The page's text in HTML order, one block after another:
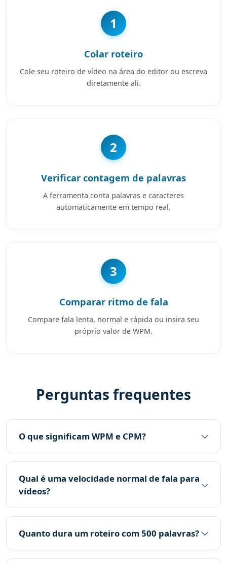
1
Colar roteiro
Cole seu roteiro de vídeo na área do editor ou escreva
diretamente ali.
2
Verificar contagem de palavras
A ferramenta conta palavras e caracteres
automaticamente em tempo real.
3
Comparar ritmo de fala
Compare fala lenta, normal e rápida ou insira seu
próprio valor de WPM.
Perguntas frequentes
O que significam WPM e CPM?
Qual é uma velocidade normal de fala para
vídeos?
Quanto dura um roteiro com 500 palavras?